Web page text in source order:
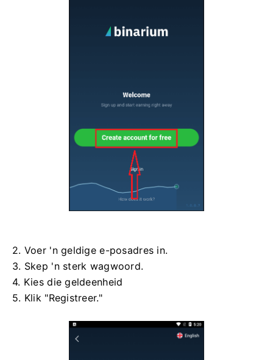
2. Voer 'n geldige e-posadres in.
3. Skep 'n sterk wagwoord.
4. Kies die geldeenheid
5. Klik "Registreer."